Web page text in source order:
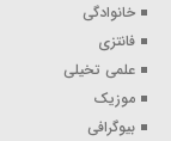
خانوادگی
فانتزی
علمی تخیلی
موزیک
بیوگرافی